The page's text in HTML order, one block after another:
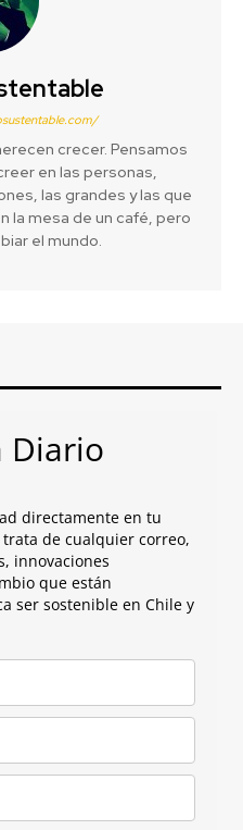
crecer. Pensamos
en las personas,
las grandes y las que
la mesa de un café, pero
el mundo.
Diario
directamente en tu
de cualquier correo,
innovaciones
que están
ser sostenible en Chile y